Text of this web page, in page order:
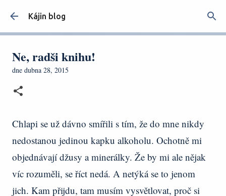
Kájin blog
Ne, radši knihu!
dne dubna 28, 2015
Chlapi se už dávno smířili s tím, že do mne nikdy
nedostanou jedinou kapku alkoholu. Ochotně mi
objednávají džusy a minerálky. Že by mi ale nějak
víc rozuměli, se říct nedá. A netýká se to jenom
jich. Kam přijdu, tam musím vysvětlovat, proč si